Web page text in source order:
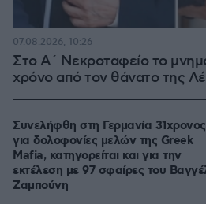
Στο Α΄ Νεκροταφείο το
χρόνο από τον θάνατο της
07.08.2026, 10:26
Συνελήφθη στη Γερμανία 31χρονος
για δολοφονίες μελών της Greek
Mafia, κατηγορείται και για την
εκτέλεση με 97 σφαίρες του
Ζαμπούνη